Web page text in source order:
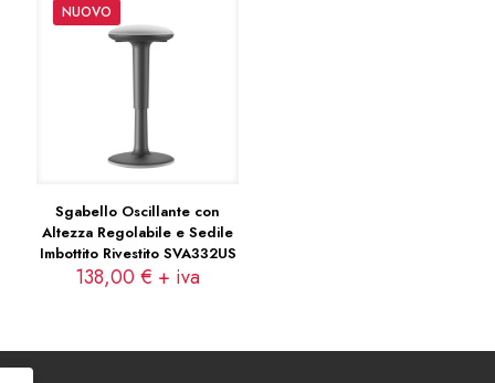
NUOVO
Sgabello Oscillante con
Altezza Regolabile e Sedile
Imbottito Rivestito SVA332US
138,00€ + iva